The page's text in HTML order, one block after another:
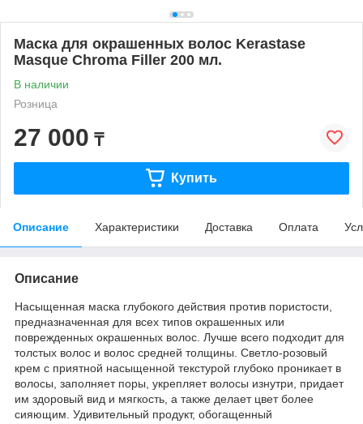
Маска для окрашенных волос Kerastase
Masque Chroma Filler 200 мл.
В наличии
Розница
27 000 ₸
Купить
Описание Характеристики Доставка Оплата
Описание
Насыщенная маска глубокого действия против пористости,
предназначенная для всех типов окрашенных или
поврежденных окрашенных волос. Лучше всего подходит для
толстых волос и волос средней толщины. Светло-розовый
крем с приятной насыщенной текстурой глубоко проникает в
волосы, заполняет поры, укрепляет волосы изнутри, придает
им здоровый вид и мягкость, а также делает цвет более
сияющим. Удивительный продукт, обогащенный